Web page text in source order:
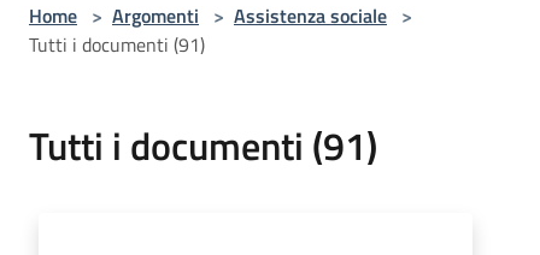
Home > Argomenti > Assistenza sociale >
Tutti i documenti (91)
Tutti i documenti (91)